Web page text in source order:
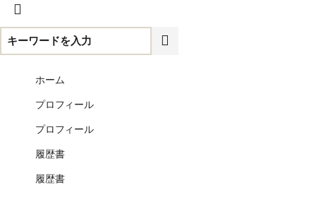
ホーム
プロフィール
プロフィール
履歴書
履歴書